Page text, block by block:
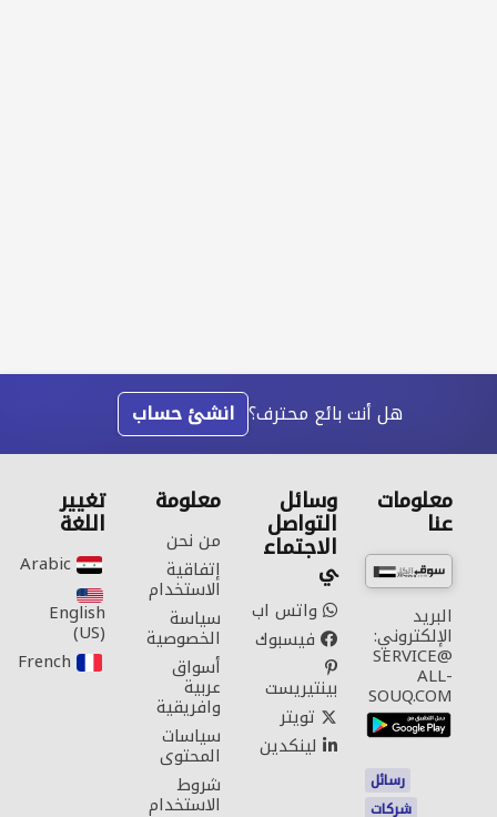
هل أنت بائع محترف؟ انشئ حساب
معلومات
عنا
البريد
الإلكتروني:
SERVICE@
ALL-
SOUQ.COM
رسائل
شركات
وسائل
التواصل
الاجتماع
ي
واتس اب
فيسبوك
بينتيريست
تويتر
لينكدين
معلومة
من نحن
إتفاقية
الاستخدام
سياسة
الخصوصية
أسواق
عربية
وافريقية
سياسات
المحتوى
شروط
الاستخدام
تغيير
اللغة
Arabic‎
English
(US)‎
French‎